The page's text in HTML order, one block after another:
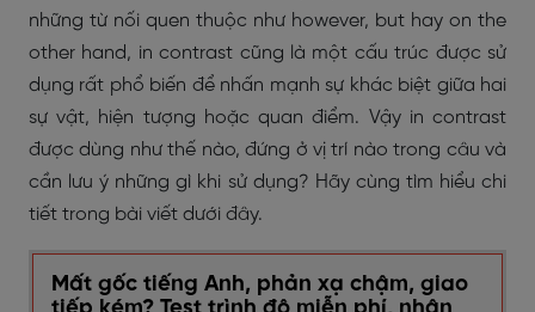
những từ nối quen thuộc như however, but hay on the
other hand, in contrast cũng là một cấu trúc được sử
dụng rất phổ biến để nhấn mạnh sự khác biệt giữa hai
sự vật, hiện tượng hoặc quan điểm. Vậy in contrast
được dùng như thế nào, đứng ở vị trí nào trong câu và
cần lưu ý những gì khi sử dụng? Hãy cùng tìm hiểu chi
tiết trong bài viết dưới đây.
Mất gốc tiếng Anh, phản xạ chậm, giao